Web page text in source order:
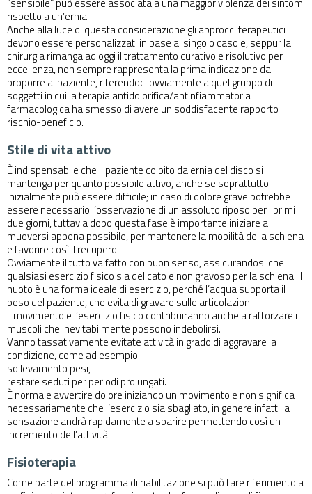
rispetto a un’ernia.
Anche alla luce di questa considerazione gli approcci terapeutici
devono essere personalizzati in base al singolo caso e, seppur la
chirurgia rimanga ad oggi il trattamento curativo e risolutivo per
eccellenza, non sempre rappresenta la prima indicazione da
proporre al paziente, riferendoci ovviamente a quel gruppo di
soggetti in cui la terapia antidolorifica/antinfiammatoria
farmacologica ha smesso di avere un soddisfacente rapporto
rischio-beneficio.
Stile di vita attivo
È indispensabile che il paziente colpito da ernia del disco si
mantenga per quanto possibile attivo, anche se soprattutto
inizialmente può essere difficile; in caso di dolore grave potrebbe
essere necessario l’osservazione di un assoluto riposo per i primi
due giorni, tuttavia dopo questa fase è importante iniziare a
muoversi appena possibile, per mantenere la mobilità della schiena
e favorire così il recupero.
Ovviamente il tutto va fatto con buon senso, assicurandosi che
qualsiasi esercizio fisico sia delicato e non gravoso per la schiena: il
nuoto è una forma ideale di esercizio, perché l’acqua supporta il
peso del paziente, che evita di gravare sulle articolazioni.
Il movimento e l’esercizio fisico contribuiranno anche a rafforzare i
muscoli che inevitabilmente possono indebolirsi.
Vanno tassativamente evitate attività in grado di aggravare la
condizione, come ad esempio:
sollevamento pesi,
restare seduti per periodi prolungati.
È normale avvertire dolore iniziando un movimento e non significa
necessariamente che l’esercizio sia sbagliato, in genere infatti la
sensazione andrà rapidamente a sparire permettendo così un
incremento dell’attività.
Fisioterapia
Come parte del programma di riabilitazione si può fare riferimento a